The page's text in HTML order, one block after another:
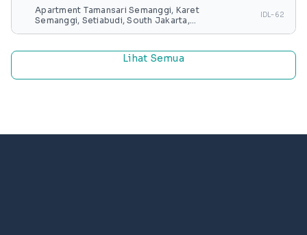
Apartment Tamansari Semanggi, Karet
Semanggi, Setiabudi, South Jakarta,
IDL-62
Lihat Semua